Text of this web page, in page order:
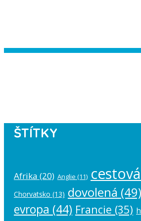
ŠTÍTKY
Afrika (20) Anglie (11)
Chorvatsko (13) dovolená (49)
evropa (44) Francie (35)